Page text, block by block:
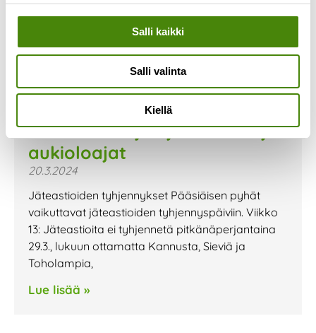
Salli kaikki
Salli valinta
Kiellä
Pääsiäisen ajan jätehuolto ja
aukioloajat
20.3.2024
Jäteastioiden tyhjennykset Pääsiäisen pyhät
vaikuttavat jäteastioiden tyhjennyspäiviin. Viikko
13: Jäteastioita ei tyhjennetä pitkänäperjantaina
29.3., lukuun ottamatta Kannusta, Sieviä ja
Toholampia,
Lue lisää »